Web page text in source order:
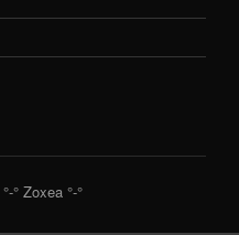
° Zoxea °-°